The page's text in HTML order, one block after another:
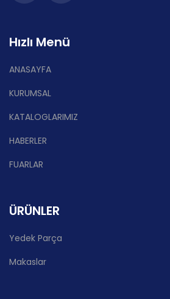
Hızlı Menü
ANASAYFA
KURUMSAL
KATALOGLARIMIZ
HABERLER
FUARLAR
ÜRÜNLER
Yedek Parça
Makaslar